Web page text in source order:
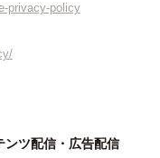
privacy-policy
ツ配信・広告配信